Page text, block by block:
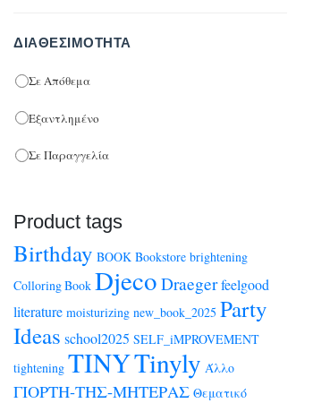
ΔΙΑΘΕΣΙΜΌΤΗΤΑ
Σε Απόθεμα
Εξαντλημένο
Σε Παραγγελία
Product tags
Birthday BOOK Bookstore brightening
Colloring Book Djeco Draegerfeelgood
literature moisturizing new_book_2025 Party
Ideas school2025 SELF_iMPROVEMENT
tightening TINYTinyly Άλλο
ΓΙΟΡΤΗ-ΤΗΣ-ΜΗΤΕΡΑΣ Θεματικό